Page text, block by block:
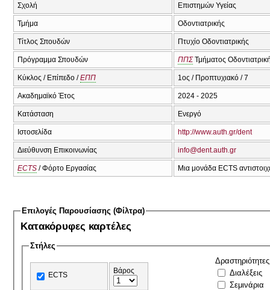
Σχολή Επιστημών Υγείας
Τμήμα Οδοντιατρικής
Τίτλος Σπουδών Πτυχίο Οδοντιατρικής
Πρόγραμμα Σπουδών ΠΠΣΤμήματος
Κύκλος / Επίπεδο /ΕΠΠ 1ος / Προπτυχιακό / 7
Ακαδημαϊκό Έτος 2024 - 2025
Κατάσταση Ενεργό
Ιστοσελίδα http://www.auth.gr/dent
Διεύθυνση Επικοινωνίας info@dent.auth.gr
ECTS / Φόρτο Εργασίας Μια μονάδα ECTS
Επιλογές Παρουσίασης (Φίλτρα)
Κατακόρυφες καρτέλες
Στήλες
ECTS Βάρος
Δραστηριότητες
Διαλέξεις
Σεμινάρια